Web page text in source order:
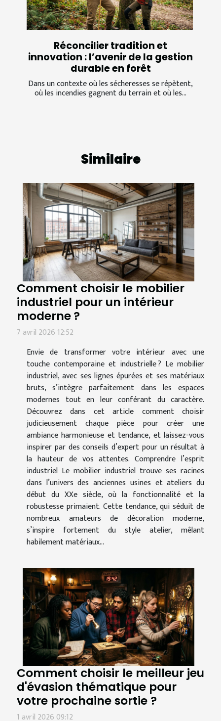
Réconcilier tradition et
innovation : l’avenir de la gestion
durable en forêt
Dans un contexte où les sécheresses se répètent,
où les incendies gagnent du terrain et où les...
Similaire
Comment choisir le mobilier
industriel pour un intérieur
moderne ?
7 avril 2026 12:52
Envie de transformer votre intérieur avec une
touche contemporaine et industrielle ? Le mobilier
industriel, avec ses lignes épurées et ses matériaux
bruts, s’intègre parfaitement dans les espaces
modernes tout en leur conférant du caractère.
Découvrez dans cet article comment choisir
judicieusement chaque pièce pour créer une
ambiance harmonieuse et tendance, et laissez-vous
inspirer par des conseils d’expert pour un résultat à
la hauteur de vos attentes. Comprendre l’esprit
industriel Le mobilier industriel trouve ses racines
dans l’univers des anciennes usines et ateliers du
début du XXe siècle, où la fonctionnalité et la
robustesse primaient. Cette tendance, qui séduit de
nombreux amateurs de décoration moderne,
s’inspire fortement du style atelier, mêlant
habilement matériaux...
Comment choisir le meilleur jeu
d'évasion thématique pour
votre prochaine sortie ?
1 avril 2026 09:12